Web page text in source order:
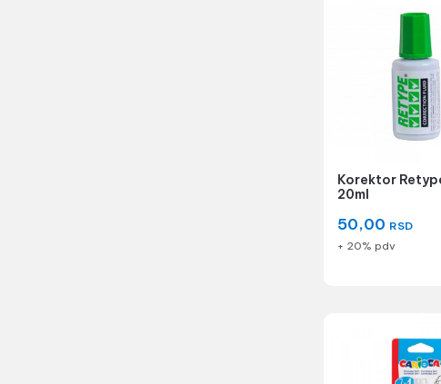
Korektor
20ml
50,00 RSD
+ 20% pdv